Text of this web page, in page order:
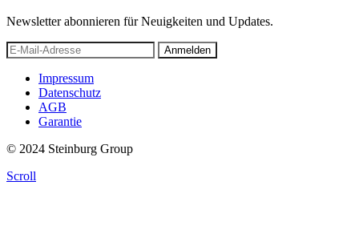
Newsletter abonnieren für Neuigkeiten und Updates.
Anmelden
Impressum
Datenschutz
AGB
Garantie
© 2024 Steinburg Group
Scroll